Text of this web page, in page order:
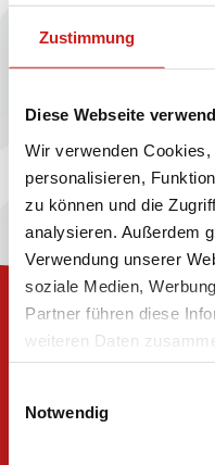
Zustimmung
Diese Webseite
Wir verwenden
personalisieren,
zu können und die
analysieren. Außerdem
Verwendung unserer
soziale Medien,
Partner führen diese
weiteren Daten
haben oder die sie im
Notwendig
Möchtest Du auch uns
Egal wo du